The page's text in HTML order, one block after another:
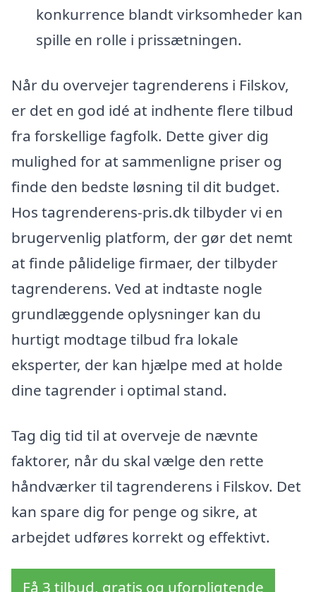
konkurrence blandt virksomheder kan
spille en rolle i prissætningen.
Når du overvejer tagrenderens i Filskov,
er det en god idé at indhente flere tilbud
fra forskellige fagfolk. Dette giver dig
mulighed for at sammenligne priser og
finde den bedste løsning til dit budget.
Hos tagrenderens-pris.dk tilbyder vi en
brugervenlig platform, der gør det nemt
at finde pålidelige firmaer, der tilbyder
tagrenderens. Ved at indtaste nogle
grundlæggende oplysninger kan du
hurtigt modtage tilbud fra lokale
eksperter, der kan hjælpe med at holde
dine tagrender i optimal stand.
Tag dig tid til at overveje de nævnte
faktorer, når du skal vælge den rette
håndværker til tagrenderens i Filskov. Det
kan spare dig for penge og sikre, at
arbejdet udføres korrekt og effektivt.
Få 3 tilbud, gratis og uforpligtende